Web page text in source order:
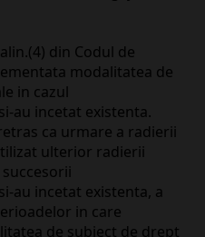
din Codul de
modalitatea de
in cazul
au incetat existenta.
ca urmare a radierii
ulterior radierii
au incetat existenta, a
in care
de subiect de drept